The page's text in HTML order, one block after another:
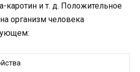
каротин и т. д. Положительное
организм человека